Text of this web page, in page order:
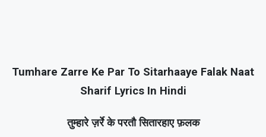
Tumhare Zarre Ke Par To Sitarhaaye Falak Naat
Sharif Lyrics In Hindi
तुम्हारे ज़र्रे के परतौ सितारहाए फ़लक